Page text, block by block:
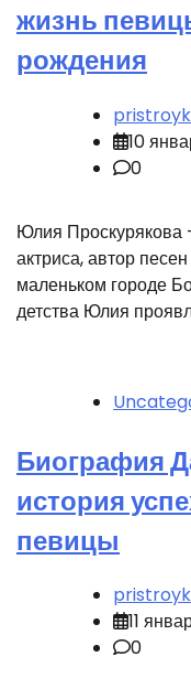
жизнь
рождения
10
0
Юлия Проскурякова
актриса, автор
маленьком городе
детства Юлия
Биография
история
певицы
11
0